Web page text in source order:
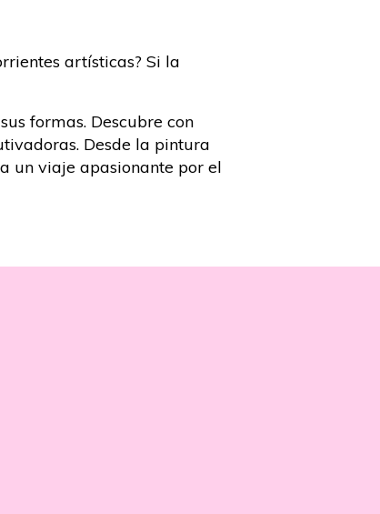
artísticas? Si la
formas. Descubre con
Desde la pintura
un viaje apasionante por el